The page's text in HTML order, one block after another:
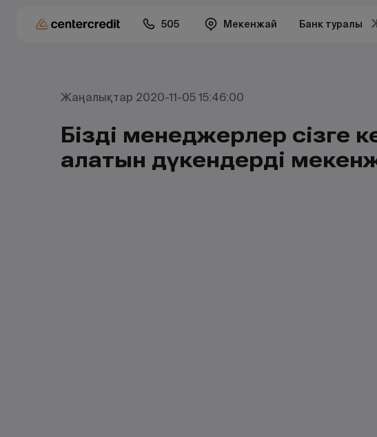
505 Мекенжай Банк туралы
Жаңалықтар 2020-11-05 15:46:00
Біздің менеджерлер сізге
алатын дүкендердің